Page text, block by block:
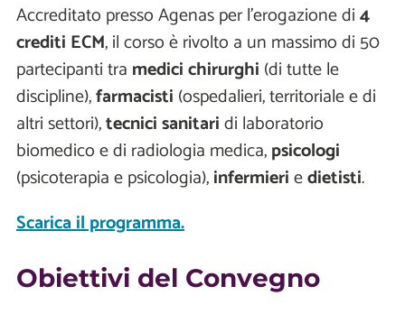
Accreditato presso Agenas per l’erogazione di4
crediti ECM, il corso è rivolto a un massimo di 50
partecipanti tra medici chirurghi (di tutte le
discipline),farmacisti (ospedalieri, territoriale e di
altri settori),tecnici sanitaridi laboratorio
biomedico e di radiologia medica,psicologi
(psicoterapia e psicologia),infermieriedietisti.
Scarica il programma.
Obiettivi del Convegno